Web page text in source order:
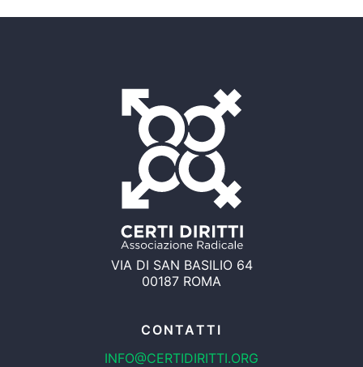
VIA DI SAN BASILIO 64
00187 ROMA
CONTATTI
INFO@CERTIDIRITTI.ORG